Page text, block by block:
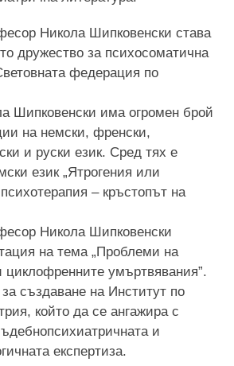
Никола Шипковенски става
дружество за психосоматична
федерация по
Шипковенски има огромен брой
на немски, френски,
и руски език. Сред тях е
език „Ятрогения или
– кръстопът на
Никола Шипковенски
на тема „Проблеми на
умъртвявания”.
създаване на Институт по
който да се ангажира с
и
експертиза.